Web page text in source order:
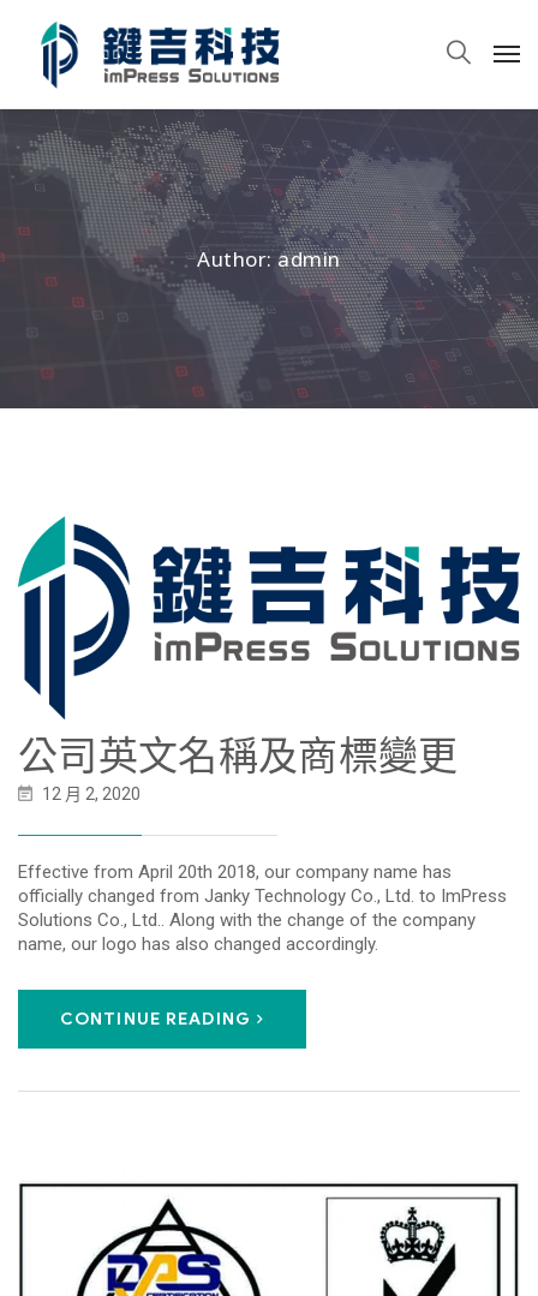
Author: admin
公司英文名稱及商標變更
12 月 2, 2020
Effective from April 20th 2018, our company name has
officially changed from Janky Technology Co., Ltd. to ImPress
Solutions Co., Ltd.. Along with the change of the company
name, our logo has also changed accordingly.
CONTINUE READING